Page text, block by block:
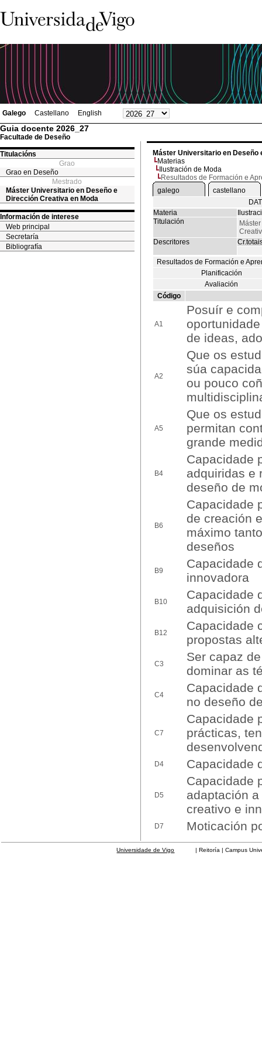
Galego Castellano English
Guia docente 2026_27
Facultade de Deseño
Titulacións
Grao
Grao en Deseño
Mestrado
Máster Universitario en Deseño e
Dirección Creativa en Moda
Información de interese
Web principal
Secretaría
Bibliografía
Máster Universitario en Deseño
Materias
Ilustración de Moda
Resultados de Formación e
galego
castellano
Materia
Titulación
Descritores
Resultados de Formación e
Planificación
Avaliación
Código
A1
Posuír e
de ideas,
A2
Que os
súa
ou pouco
A5
Que os
permitan
grande
B4
Capacidade
adquiridas e
deseño de
B6
Capacidade
de creación
máximo
deseños
B9
Capacidade
innovadora
B10
Capacidade
adquisición
B12
Capacidade
propostas
C3
Ser capaz
dominar as
C4
Capacidade
no deseño
C7
Capacidade
prácticas,
D4 Capacidade
D5
Capacidade
adaptación
creativo e
D7 Moticación
Universidade de Vigo | Reitoría | Campus